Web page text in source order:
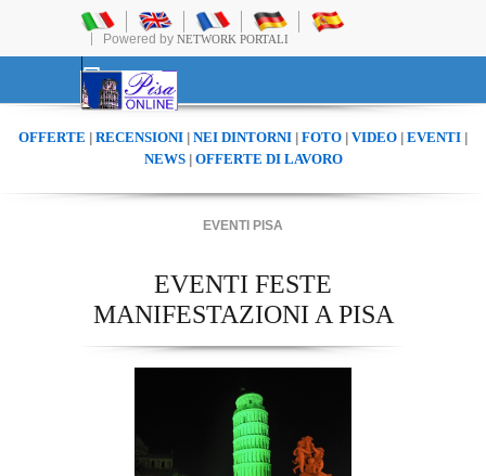
Powered by NETWORK PORTALI
OFFERTE | RECENSIONI | NEI DINTORNI | FOTO | VIDEO | EVENTI |
NEWS| OFFERTE DI LAVORO
EVENTI PISA
EVENTI FESTE
MANIFESTAZIONI A PISA